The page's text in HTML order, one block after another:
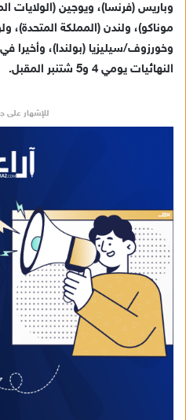
وباريس (فرنسا)، ويوجين (الولايات
موناكو)، ولندن (المملكة المتحدة)،
وخورزوف/سيليزيا (بولندا)، وأخيرا
النهائيات يومي 4 و5 شتنبر المقبل.
للإشهار على